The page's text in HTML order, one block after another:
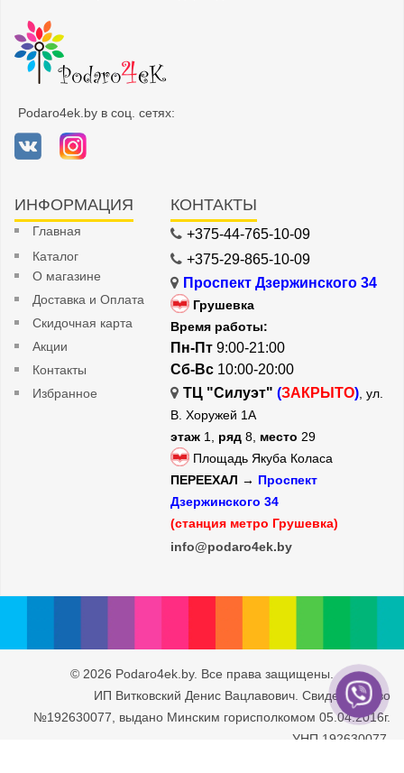
Podaro4ek.by в соц. сетях:
ИНФОРМАЦИЯ
Главная
Каталог
О магазине
Доставка и Оплата
Скидочная карта
Акции
Контакты
Избранное
КОНТАКТЫ
+375-44-765-10-09
+375-29-865-10-09
Проспект Дзержинского 34
Грушевка
Время работы:
Пн-Пт 9:00-21:00
Сб-Вс 10:00-20:00
ТЦ "Силуэт" (ЗАКРЫТО) , ул.
В. Хоружей 1А
этаж 1, ряд 8, место 29
Площадь Якуба Коласа
ПЕРЕЕХАЛ → Проспект
Дзержинского 34
(станция метро Грушевка)
info@podaro4ek.by
© 2026 Podaro4ek.by. Все права защищены.
ИП Витковский Денис Вацлавович. Свидетельство
№192630077, выдано Минским горисполкомом 05.04.2016г.
УНП 192630077.